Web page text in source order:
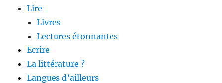
Lire
Livres
Lectures étonnantes
Ecrire
La littérature ?
Langues d’ailleurs